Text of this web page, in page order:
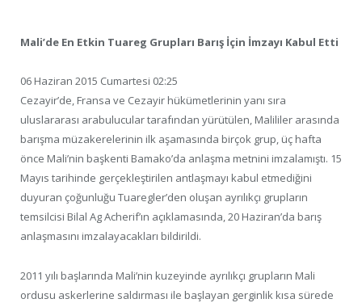
Mali’de En Etkin Tuareg Grupları Barış İçin İmzayı Kabul Etti
06 Haziran 2015 Cumartesi 02:25
Cezayir’de, Fransa ve Cezayir hükümetlerinin yanı sıra
uluslararası arabulucular tarafından yürütülen, Malililer arasında
barışma müzakerelerinin ilk aşamasında birçok grup, üç hafta
önce Mali’nin başkenti Bamako’da anlaşma metnini imzalamıştı. 15
Mayıs tarihinde gerçekleştirilen antlaşmayı kabul etmediğini
duyuran çoğunluğu Tuaregler’den oluşan ayrılıkçı grupların
temsilcisi Bilal Ag Acherif’ın açıklamasında, 20 Haziran’da barış
anlaşmasını imzalayacakları bildirildi.
2011 yılı başlarında Mali’nin kuzeyinde ayrılıkçı grupların Mali
ordusu askerlerine saldırması ile başlayan gerginlik kısa sürede